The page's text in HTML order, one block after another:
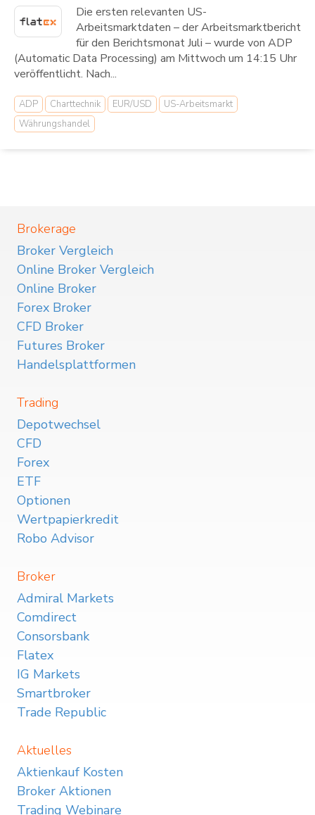
Die ersten relevanten US-
Arbeitsmarktdaten – der Arbeitsmarktbericht
für den Berichtsmonat Juli – wurde von ADP
(Automatic Data Processing) am Mittwoch um 14:15 Uhr
veröffentlicht. Nach...
ADP Charttechnik EUR/USD
US-Arbeitsmarkt
Währungshandel
Brokerage
Broker Vergleich
Online Broker Vergleich
Online Broker
Forex Broker
CFD Broker
Futures Broker
Handelsplattformen
Trading
Depotwechsel
CFD
Forex
ETF
Optionen
Wertpapierkredit
Robo Advisor
Broker
Admiral Markets
Comdirect
Consorsbank
Flatex
IG Markets
Smartbroker
Trade Republic
Aktuelles
Aktienkauf Kosten
Broker Aktionen
Trading Webinare